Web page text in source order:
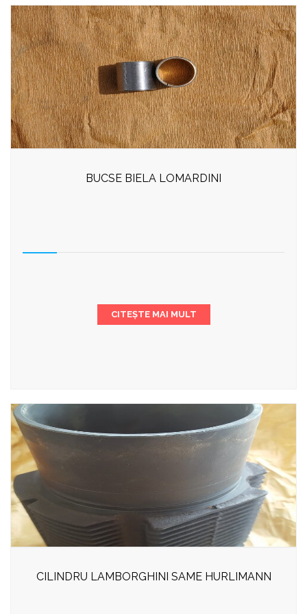
BUCSE BIELA LOMARDINI
CITEȘTE MAI MULT
CILINDRU LAMBORGHINI SAME HURLIMANN